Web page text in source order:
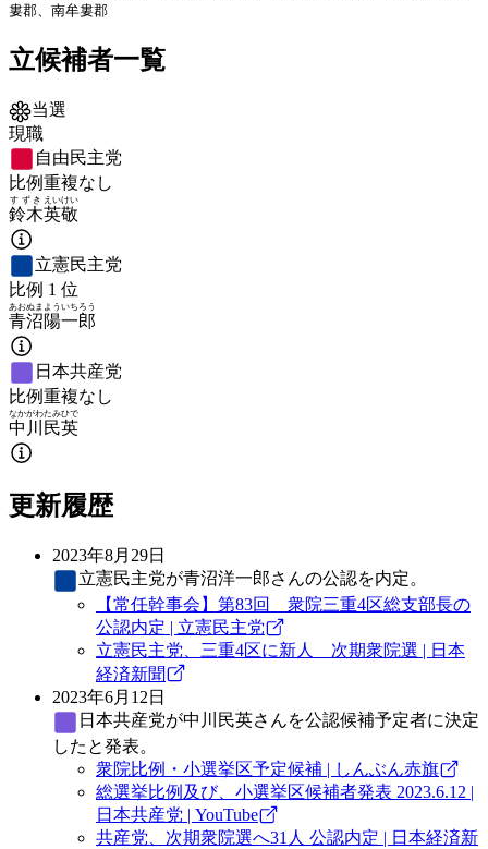
婁郡、南牟婁郡
立候補者一覧
当選
現職
自由民主党
比例重複なし
鈴木
すずき
英敬
えいけい
立憲民主党
比例 1 位
青沼
あおぬま
陽一郎
よういちろう
日本共産党
比例重複なし
中川
なかがわ
民英
たみひで
更新履歴
2023年8月29日
立憲民主党が青沼洋一郎さんの公認を内定。
【常任幹事会】第83回 衆院三重4区総支部長の
公認内定 | 立憲民主党
立憲民主党、三重4区に新人 次期衆院選 | 日本
経済新聞
2023年6月12日
日本共産党が中川民英さんを公認候補予定者に決定
したと発表。
衆院比例・小選挙区予定候補 | しんぶん赤旗
総選挙比例及び、小選挙区候補者発表 2023.6.12 |
日本共産党 | YouTube
共産党、次期衆院選へ31人 公認内定 | 日本経済新